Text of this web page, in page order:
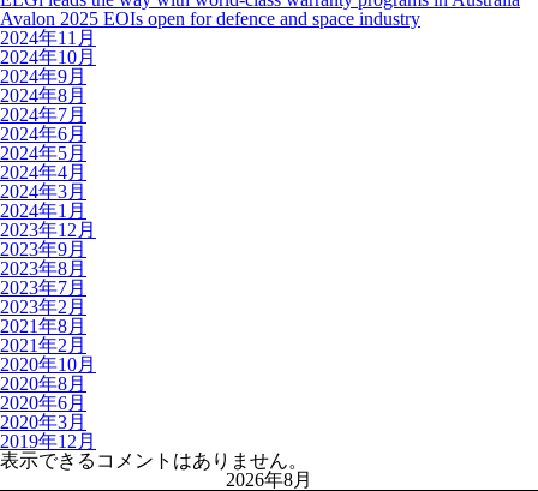
Avalon 2025 EOIs open for defence and space industry
2024年11月
2024年10月
2024年9月
2024年8月
2024年7月
2024年6月
2024年5月
2024年4月
2024年3月
2024年1月
2023年12月
2023年9月
2023年8月
2023年7月
2023年2月
2021年8月
2021年2月
2020年10月
2020年8月
2020年6月
2020年3月
2019年12月
表示できるコメントはありません。
2026年8月